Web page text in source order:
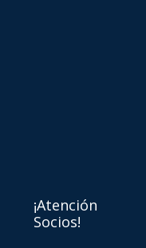
¡Atención
Socios!